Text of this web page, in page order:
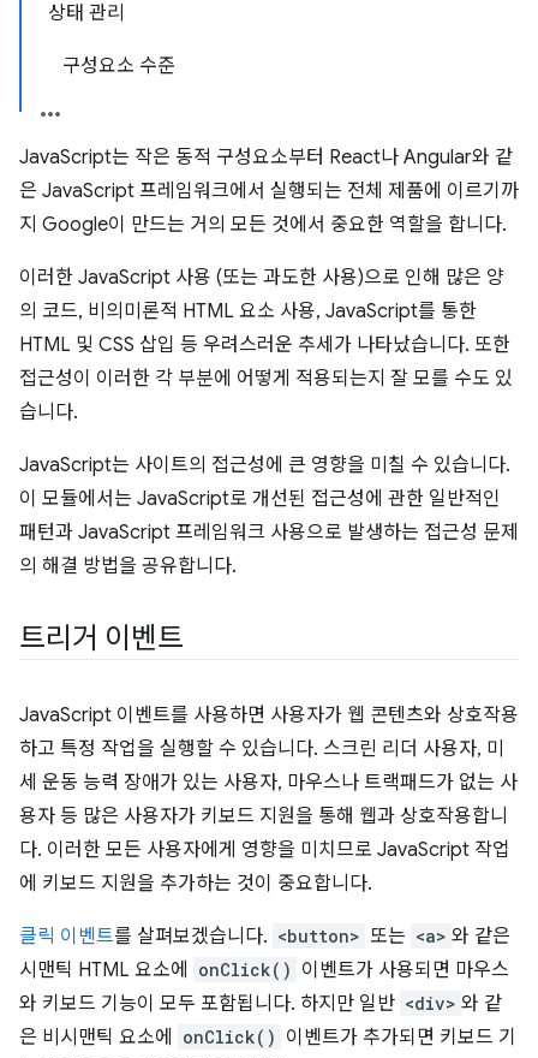
상태 관리
구성요소 수준
JavaScript는 작은 동적 구성요소부터 React나 Angular와 같
은 JavaScript 프레임워크에서 실행되는 전체 제품에 이르기까
지 Google이 만드는 거의 모든 것에서 중요한 역할을 합니다.
이러한 JavaScript 사용 (또는 과도한 사용)으로 인해 많은 양
의 코드, 비의미론적 HTML 요소 사용, JavaScript를 통한
HTML 및 CSS 삽입 등 우려스러운 추세가 나타났습니다. 또한
접근성이 이러한 각 부분에 어떻게 적용되는지 잘 모를 수도 있
습니다.
JavaScript는 사이트의 접근성에 큰 영향을 미칠 수 있습니다.
이 모듈에서는 JavaScript로 개선된 접근성에 관한 일반적인
패턴과 JavaScript 프레임워크 사용으로 발생하는 접근성 문제
의 해결 방법을 공유합니다.
트리거 이벤트
JavaScript 이벤트를 사용하면 사용자가 웹 콘텐츠와 상호작용
하고 특정 작업을 실행할 수 있습니다. 스크린 리더 사용자, 미
세 운동 능력 장애가 있는 사용자, 마우스나 트랙패드가 없는 사
용자 등 많은 사용자가 키보드 지원을 통해 웹과 상호작용합니
다. 이러한 모든 사용자에게 영향을 미치므로 JavaScript 작업
에 키보드 지원을 추가하는 것이 중요합니다.
클릭 이벤트를 살펴보겠습니다. <button> 또는 <a> 와 같은
시맨틱 HTML 요소에
onClick() 이벤트가 사용되면 마우스
와 키보드 기능이 모두 포함됩니다. 하지만 일반 <div> 와 같
은 비시맨틱 요소에
onClick() 이벤트가 추가되면 키보드 기